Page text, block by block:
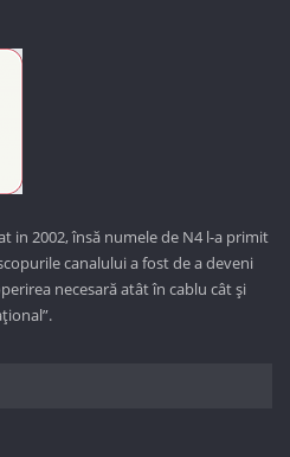
in 2002, însă numele de N4 l-a primit
canalului a fost de a deveni
necesară atât în cablu cât și